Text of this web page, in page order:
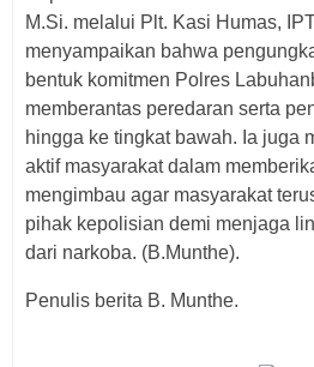
M.Si. melalui Plt. Kasi Humas,
menyampaikan bahwa
bentuk komitmen Polres
memberantas peredaran serta
hingga ke tingkat bawah. Ia juga
aktif masyarakat dalam
mengimbau agar masyarakat
pihak kepolisian demi menjaga
dari narkoba. (B.Munthe).
Penulis berita B. Munthe.